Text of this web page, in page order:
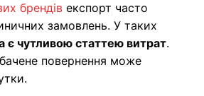
брендів експорт часто
замовлень. У таких
є чутливою статтею витрат.
повернення може